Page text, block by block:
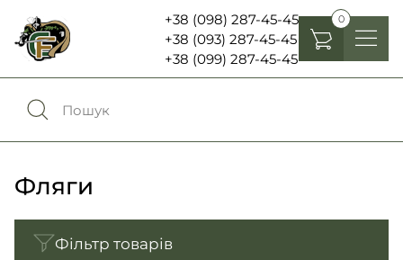
+38 (098) 287-45-45
+38 (093) 287-45-45
+38 (099) 287-45-45
0
Обране0
Аксесуари
Фляги
Фільтр товарів